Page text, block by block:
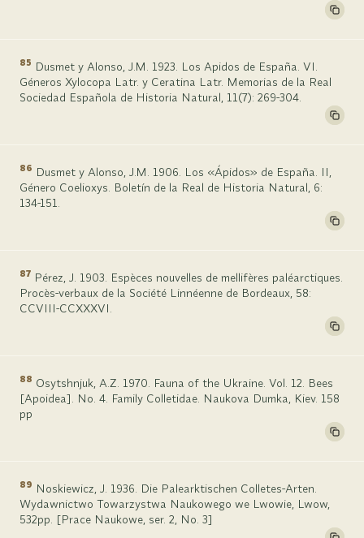
85 Dusmet y Alonso, J.M. 1923. Los Apidos de España. VI.
Géneros Xylocopa Latr. y Ceratina Latr. Memorias de la Real
Sociedad Española de Historia Natural, 11(7): 269-304.
86 Dusmet y Alonso, J.M. 1906. Los «Ápidos» de España. II,
Género Coelioxys. Boletín de la Real de Historia Natural, 6:
134-151.
87 Pérez, J. 1903. Espèces nouvelles de mellifères paléarctiques.
Procès-verbaux de la Société Linnéenne de Bordeaux, 58:
CCVIII-CCXXXVI.
88 Osytshnjuk, A.Z. 1970. Fauna of the Ukraine. Vol. 12. Bees
[Apoidea]. No. 4. Family Colletidae. Naukova Dumka, Kiev. 158
pp
89 Noskiewicz, J. 1936. Die Palearktischen Colletes-Arten.
Wydawnictwo Towarzystwa Naukowego we Lwowie, Lwow,
532pp. [Prace Naukowe, ser. 2, No. 3]